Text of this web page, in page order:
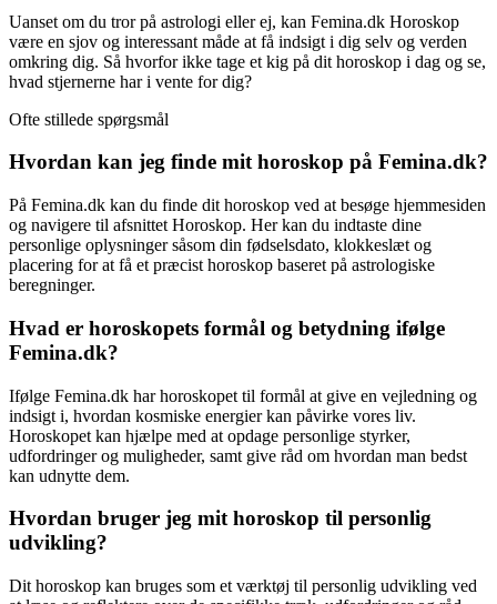
Uanset om du tror på astrologi eller ej, kan Femina.dk Horoskop
være en sjov og interessant måde at få indsigt i dig selv og verden
omkring dig. Så hvorfor ikke tage et kig på dit horoskop i dag og se,
hvad stjernerne har i vente for dig?
Ofte stillede spørgsmål
Hvordan kan jeg finde mit horoskop på Femina.dk?
På Femina.dk kan du finde dit horoskop ved at besøge hjemmesiden
og navigere til afsnittet Horoskop. Her kan du indtaste dine
personlige oplysninger såsom din fødselsdato, klokkeslæt og
placering for at få et præcist horoskop baseret på astrologiske
beregninger.
Hvad er horoskopets formål og betydning ifølge
Femina.dk?
Ifølge Femina.dk har horoskopet til formål at give en vejledning og
indsigt i, hvordan kosmiske energier kan påvirke vores liv.
Horoskopet kan hjælpe med at opdage personlige styrker,
udfordringer og muligheder, samt give råd om hvordan man bedst
kan udnytte dem.
Hvordan bruger jeg mit horoskop til personlig
udvikling?
Dit horoskop kan bruges som et værktøj til personlig udvikling ved